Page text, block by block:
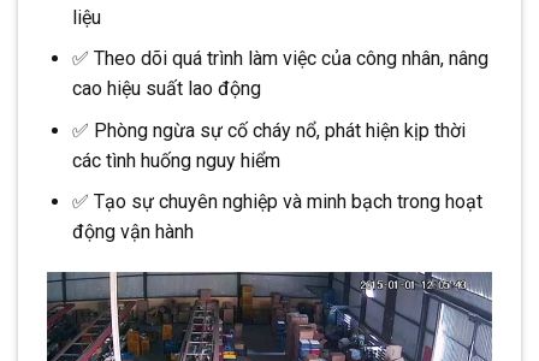
liệu
✅ Theo dõi quá trình làm việc của công nhân, nâng
cao hiệu suất lao động
✅ Phòng ngừa sự cố cháy nổ, phát hiện kịp thời
các tình huống nguy hiểm
✅ Tạo sự chuyên nghiệp và minh bạch trong hoạt
động vận hành